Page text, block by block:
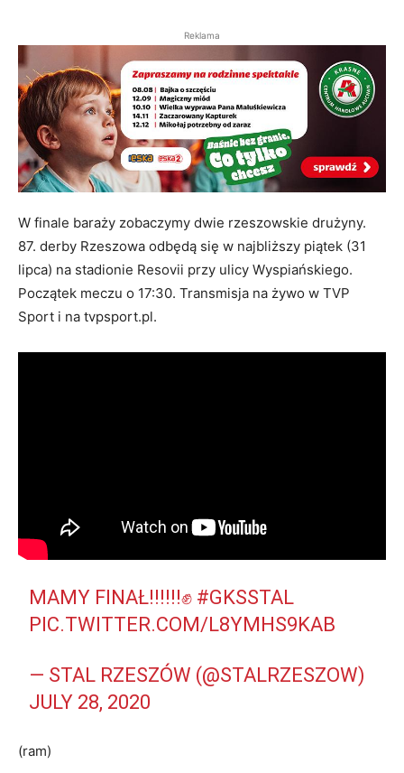
Reklama
W finale baraży zobaczymy dwie rzeszowskie drużyny.
87. derby Rzeszowa odbędą się w najbliższy piątek (31
lipca) na stadionie Resovii przy ulicy Wyspiańskiego.
Początek meczu o 17:30. Transmisja na żywo w TVP
Sport i na tvpsport.pl.
MAMY FINAŁ‼‼‼✊ #GKSSTAL
PIC.TWITTER.COM/L8YMHS9KAB
— STAL RZESZÓW (@STALRZESZOW)
JULY 28, 2020
(ram)